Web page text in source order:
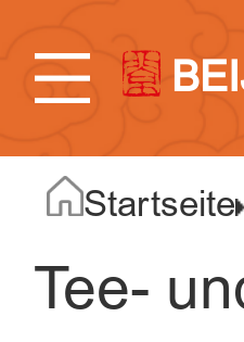
Startseite
Tee-